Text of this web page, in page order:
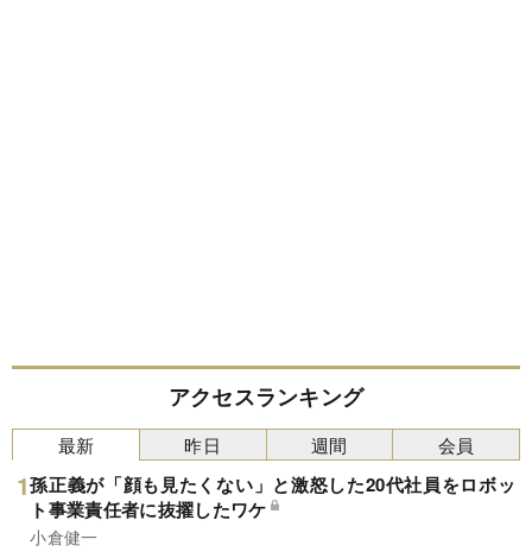
アクセスランキング
最新
孫正義が「顔も見たくない」と激怒した20代社員をロボッ
ト事業責任者に抜擢したワケ
小倉健一
昨日 週間 会員